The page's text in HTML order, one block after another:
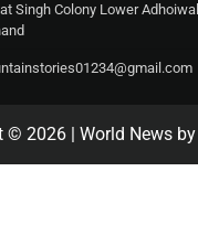
Singh Colony Lower
© 2026 | World News by